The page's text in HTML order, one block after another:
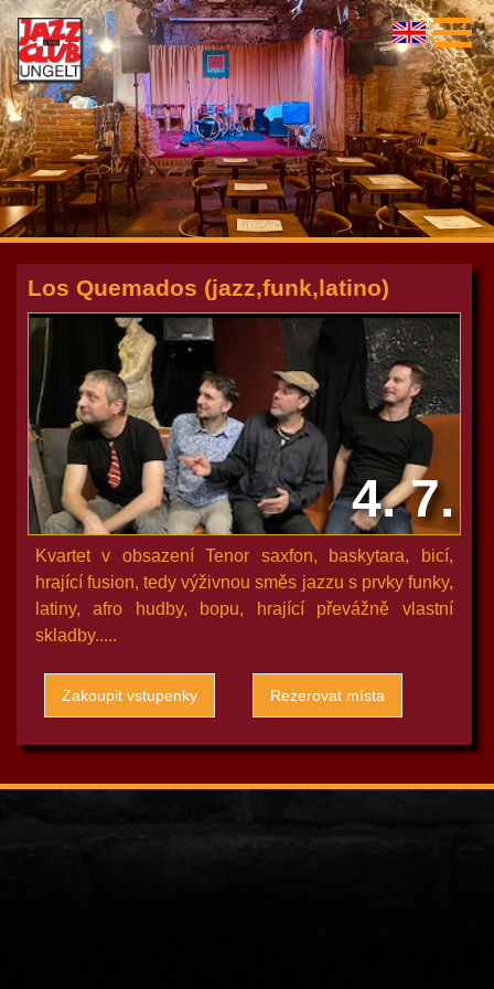
Los Quemados (jazz,funk,latino)
4. 7.
Kvartet v obsazení Tenor saxfon, baskytara, bicí,
hrající fusion, tedy výživnou směs jazzu s prvky funky,
latiny, afro hudby, bopu, hrající převážně vlastní
skladby.....
Zakoupit vstupenky Rezerovat místa